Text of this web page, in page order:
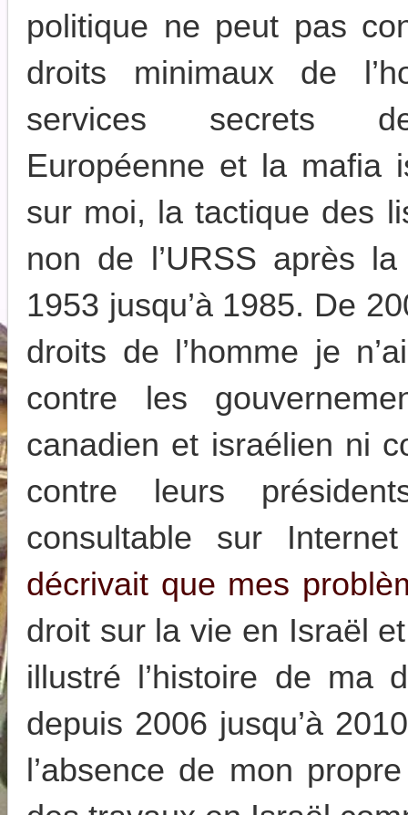
politique ne peut pas
droits minimaux de
services secrets
Européenne et la mafia
sur moi, la tactique des
non de l’URSS après
1953 jusqu’à 1985. De
droits de l’homme je
contre les
canadien et israélien ni
contre leurs
consultable sur
décrivait que mes
droit sur la vie en Israël
illustré l’histoire de ma
depuis 2006 jusqu’à
l’absence de mon